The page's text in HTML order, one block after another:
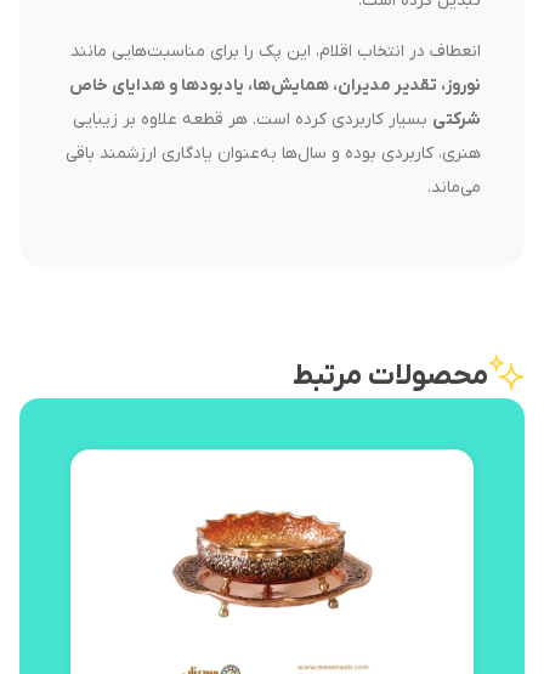
انعطاف در انتخاب اقلام، این پک را برای مناسبت‌هایی مانند
نوروز، تقدیر مدیران، همایش‌ها، یادبودها و هدایای خاص
شرکتی بسیار کاربردی کرده است. هر قطعه علاوه بر زیبایی
هنری، کاربردی بوده و سال‌ها به‌عنوان یادگاری ارزشمند باقی
می‌ماند.
محصولات مرتبط